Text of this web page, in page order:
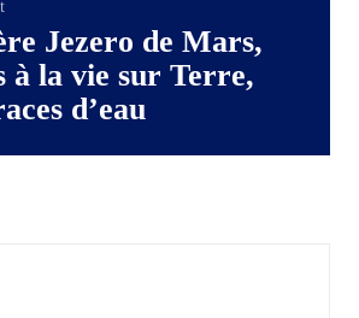
Jezero de Mars,
à la vie sur Terre,
d’eau